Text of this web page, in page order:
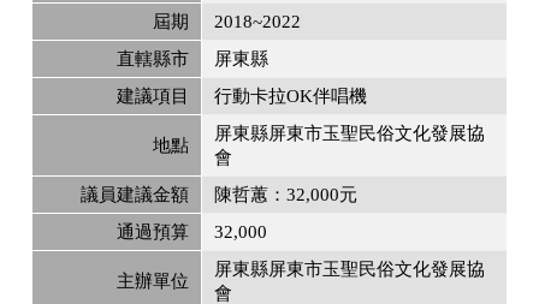
屆期
2018~2022
直轄縣市
屏東縣
建議項目
行動卡拉OK伴唱機
地點
屏東縣屏東市玉聖民俗文化發展協
會
議員建議金額
陳哲蕙：32,000元
通過預算
32,000
主辦單位
屏東縣屏東市玉聖民俗文化發展協
會